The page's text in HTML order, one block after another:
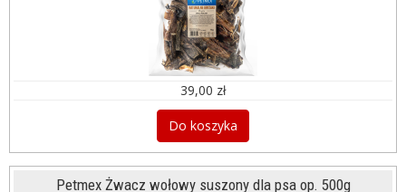
39,00 zł
Do koszyka
Petmex Żwacz wołowy suszony dla psa op. 500g